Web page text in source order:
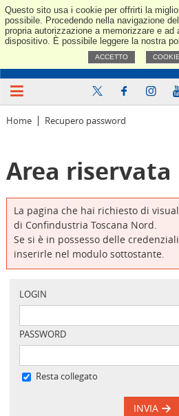
Questo sito usa i cookie per offrirti la
possibile. Procedendo nella navigazione
propria autorizzazione a memorizzare e ad
dispositivo. È possibile leggere la nostra
ACCETTO
Home Recupero password
Area riservata
La pagina che hai richiesto di
di Confindustria Toscana Nord.
Se si è in possesso delle
inserirle nel modulo sottostante.
LOGIN
PASSWORD
Resta collegato
INVIA